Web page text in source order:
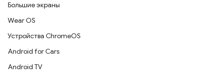
Большие экраны
Wear OS
Устройства ChromeOS
Android for Cars
Android TV